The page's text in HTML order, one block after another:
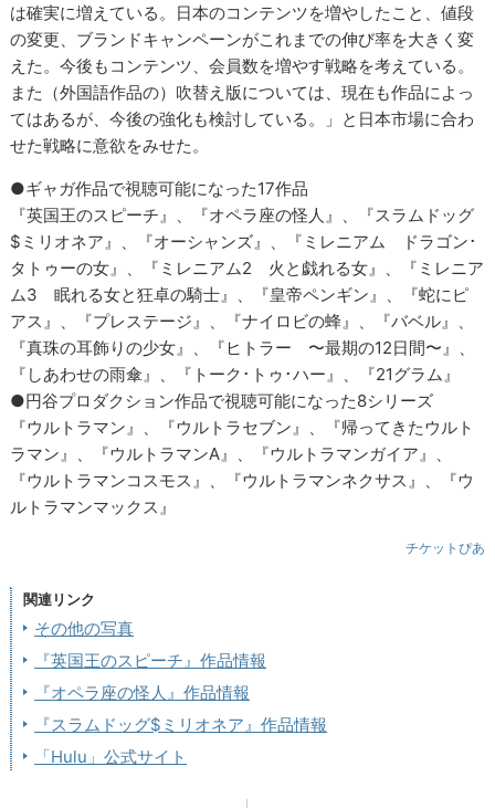
は確実に増えている。日本のコンテンツを増やしたこと、値段
の変更、ブランドキャンペーンがこれまでの伸び率を大きく変
えた。今後もコンテンツ、会員数を増やす戦略を考えている。
また（外国語作品の）吹替え版については、現在も作品によっ
てはあるが、今後の強化も検討している。」と日本市場に合わ
せた戦略に意欲をみせた。
●ギャガ作品で視聴可能になった17作品
『英国王のスピーチ』、『オペラ座の怪人』、『スラムドッグ
$ミリオネア』、『オーシャンズ』、『ミレニアム ドラゴン･
タトゥーの女』、『ミレニアム2 火と戯れる女』、『ミレニア
ム3 眠れる女と狂卓の騎士』、『皇帝ペンギン』、『蛇にピ
アス』、『プレステージ』、『ナイロビの蜂』、『バベル』、
『真珠の耳飾りの少女』、『ヒトラー 〜最期の12日間〜』、
『しあわせの雨傘』、『トーク･トゥ･ハー』、『21グラム』
●円谷プロダクション作品で視聴可能になった8シリーズ
『ウルトラマン』、『ウルトラセブン』、『帰ってきたウルト
ラマン』、『ウルトラマンA』、『ウルトラマンガイア』、
『ウルトラマンコスモス』、『ウルトラマンネクサス』、『ウ
ルトラマンマックス』
チケットぴあ
関連リンク
その他の写真
『英国王のスピーチ』作品情報
『オペラ座の怪人』作品情報
『スラムドッグ$ミリオネア』作品情報
「Hulu」公式サイト